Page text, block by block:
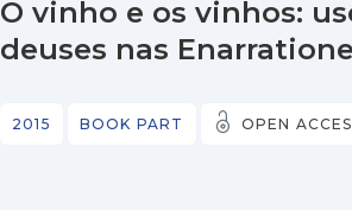
O vinho e os vinhos:
deuses nas
2015 BOOK PART OPEN